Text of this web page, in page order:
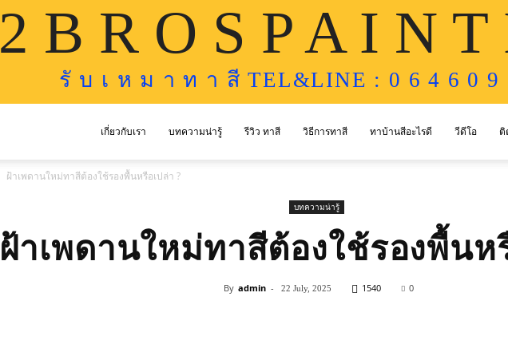
2 B R O S P A I N
รั บ เ ห ม า ท า สี TEL&LINE : 0 6 4 6 0 9
เกี่ยวกับเรา บทความน่ารู้ รีวิว ทาสี วิธีการทาสี ทาบ้านสีอะไรดี วีดีโอ ติ
ฝ้าเพดานใหม่ทาสีต้องใช้รองพื้นหรือเปล่า ?
บทความน่ารู้
ฝ้าเพดานใหม่ทาสีต้องใช้รองพื้นห
By admin - 22 July, 2025 1540 0